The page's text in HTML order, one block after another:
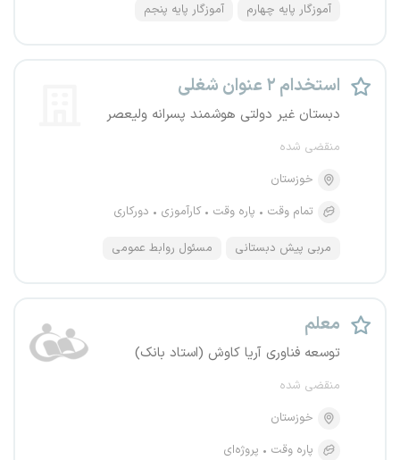
آموزگار پایه چهارم آموزگار پایه پنجم
استخدام ۲ عنوان شغلی
دبستان غیر دولتی هوشمند پسرانه ولیعصر
منقضی شده
خوزستان
تمام وقت
پاره وقت کارآموزی دورکاری
مربی پیش دبستانی مسئول روابط عمومی
معلم
توسعه فناوری آریا کاوش (استاد بانک)
منقضی شده
خوزستان
پاره وقت
پروژه‌ای